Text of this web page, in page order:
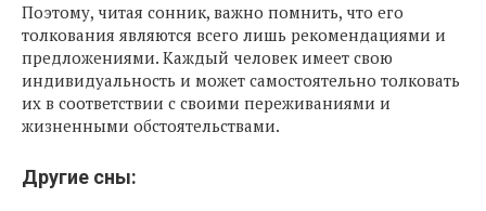
Поэтому, читая сонник, важно помнить, что его
толкования являются всего лишь рекомендациями и
предложениями. Каждый человек имеет свою
индивидуальность и может самостоятельно толковать
их в соответствии с своими переживаниями и
жизненными обстоятельствами.
Другие сны: